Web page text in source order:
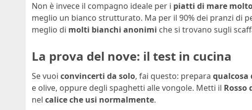
Non è invece il compagno ideale per i piatti di mare
meglio un bianco strutturato. Ma per il 90% dei pranzi di
meglio di molti bianchi anonimi che si trovano sugli
La prova del nove: il test in cucina
Se vuoi convincerti da solo, fai questo: prepara qualcosa
e olive, oppure degli spaghetti alle vongole. Metti il Rosso
nel calice che usi normalmente.